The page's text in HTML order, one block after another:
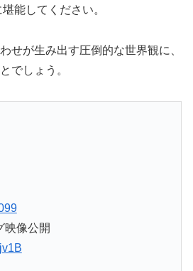
能してください。
せが生み出す圧倒的な世界観に、
でしょう。
映像公開